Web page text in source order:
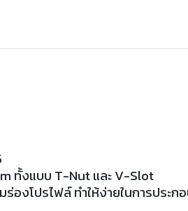
ทั้งแบบ T-NutและV-Slot
องโปรไฟล์ ทำให้ง่ายในการปร